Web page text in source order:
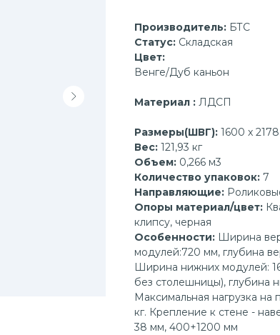
Производитель: БТС
Статус: Складская
Цвет:
Венге/Дуб каньон
Материал : ЛДСП
Размеры(ШВГ): 1600 x
Вес: 121,93 кг
Объем: 0,266 м3
Количество упаковок: 7
Направляющие:
Опоры материал/цвет:
клипсу, черная
Особенности: Ширина
модулей:720 мм, глубина
Ширина нижних модулей:
без столешницы), глубина
Максимальная нагрузка на
кг. Крепление к стене -
38 мм, 400+1200 мм